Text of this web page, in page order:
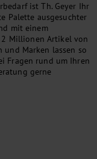
ist Th. Geyer Ihr
Palette ausgesuchter
mit einem
2 Millionen Artikel von
Marken lassen so
Fragen rund um Ihren
gerne